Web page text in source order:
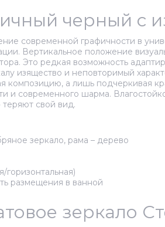
черный с
современной графичности в
Вертикальное положение
Это редкая возможность
изящество и неповторимый
композицию, а лишь подчеркивая
и современного шарма.
свой вид.
зеркало, рама – дерево
горизонтальная)
размещения в ванной
зеркало